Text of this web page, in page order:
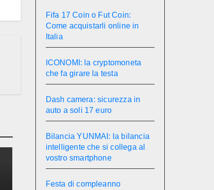
Fifa 17 Coin o Fut Coin:
Come acquistarli online in
Italia
ICONOMI: la cryptomoneta
che fa girare la testa
Dash camera: sicurezza in
auto a soli 17 euro
Bilancia YUNMAI: la bilancia
intelligente che si collega al
vostro smartphone
Festa di compleanno